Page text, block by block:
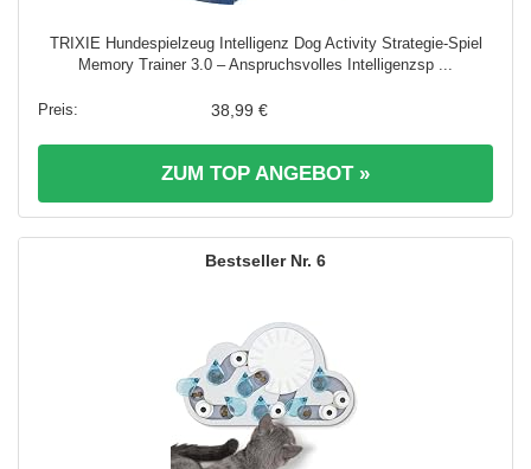
TRIXIE Hundespielzeug Intelligenz Dog Activity Strategie-Spiel
Memory Trainer 3.0 – Anspruchsvolles Intelligenzsp ...
38,99 €
ZUM TOP ANGEBOT »
6